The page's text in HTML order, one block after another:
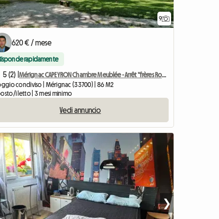
9
620 € / mese
rapidamente
5 (2) |
Mérignac CAPEYRON Chambre Meublée - Arrêt "frères Robinson"
condiviso | Mérignac (33700) | 86 M2
i letto | 3 mesi minimo
Vedi annuncio
❯